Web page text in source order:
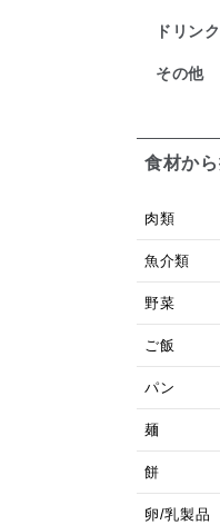
ドリンク
その他
食材か
肉類
魚介類
野菜
ご飯
パン
麺
餅
卵/乳製品